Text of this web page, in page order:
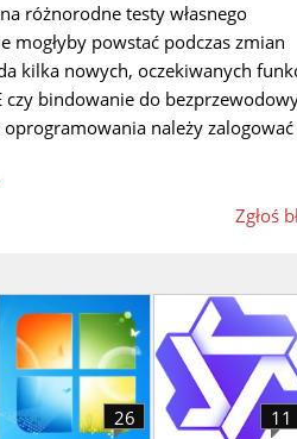
różnorodne testy własnego
mogłyby powstać podczas zmian
kilka nowych, oczekiwanych
czy bindowanie do
należy zalogować
Zgłoś
26 11